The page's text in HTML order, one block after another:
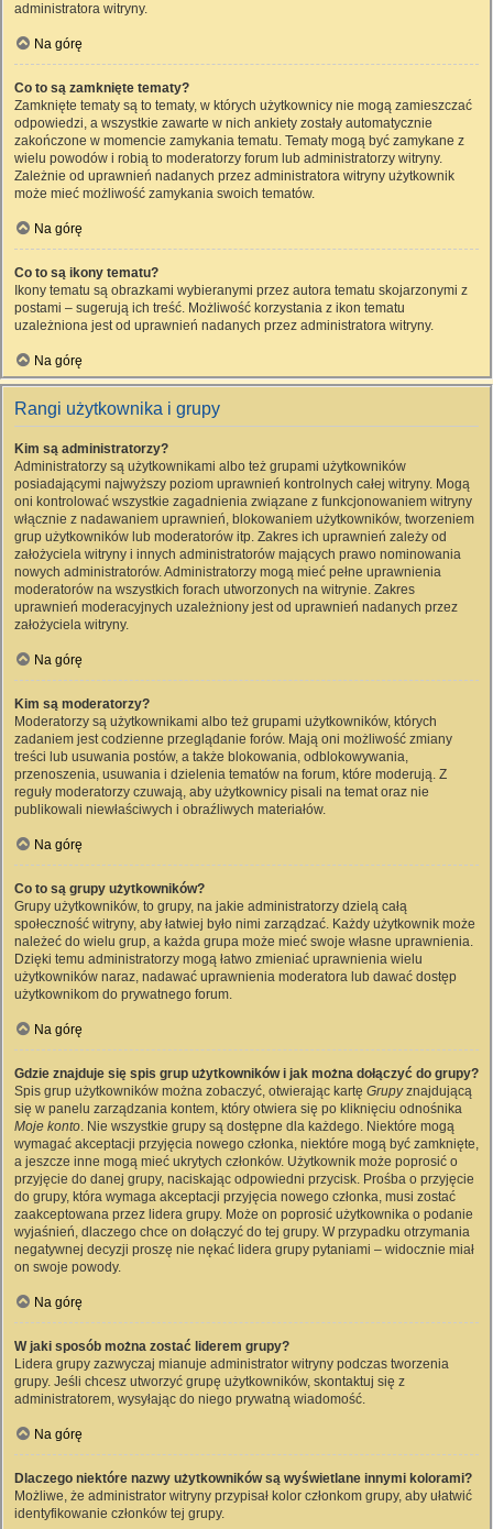
administratora witryny.
Na górę
Co to są zamknięte tematy?
Zamknięte tematy są to tematy, w których użytkownicy nie mogą zamieszczać
odpowiedzi, a wszystkie zawarte w nich ankiety zostały automatycznie
zakończone w momencie zamykania tematu. Tematy mogą być zamykane z
wielu powodów i robią to moderatorzy forum lub administratorzy witryny.
Zależnie od uprawnień nadanych przez administratora witryny użytkownik
może mieć możliwość zamykania swoich tematów.
Na górę
Co to są ikony tematu?
Ikony tematu są obrazkami wybieranymi przez autora tematu skojarzonymi z
postami – sugerują ich treść. Możliwość korzystania z ikon tematu
uzależniona jest od uprawnień nadanych przez administratora witryny.
Na górę
Rangi użytkownika i grupy
Kim są administratorzy?
Administratorzy są użytkownikami albo też grupami użytkowników
posiadającymi najwyższy poziom uprawnień kontrolnych całej witryny. Mogą
oni kontrolować wszystkie zagadnienia związane z funkcjonowaniem witryny
włącznie z nadawaniem uprawnień, blokowaniem użytkowników, tworzeniem
grup użytkowników lub moderatorów itp. Zakres ich uprawnień zależy od
założyciela witryny i innych administratorów mających prawo nominowania
nowych administratorów. Administratorzy mogą mieć pełne uprawnienia
moderatorów na wszystkich forach utworzonych na witrynie. Zakres
uprawnień moderacyjnych uzależniony jest od uprawnień nadanych przez
założyciela witryny.
Na górę
Kim są moderatorzy?
Moderatorzy są użytkownikami albo też grupami użytkowników, których
zadaniem jest codzienne przeglądanie forów. Mają oni możliwość zmiany
treści lub usuwania postów, a także blokowania, odblokowywania,
przenoszenia, usuwania i dzielenia tematów na forum, które moderują. Z
reguły moderatorzy czuwają, aby użytkownicy pisali na temat oraz nie
publikowali niewłaściwych i obraźliwych materiałów.
Na górę
Co to są grupy użytkowników?
Grupy użytkowników, to grupy, na jakie administratorzy dzielą całą
społeczność witryny, aby łatwiej było nimi zarządzać. Każdy użytkownik może
należeć do wielu grup, a każda grupa może mieć swoje własne uprawnienia.
Dzięki temu administratorzy mogą łatwo zmieniać uprawnienia wielu
użytkowników naraz, nadawać uprawnienia moderatora lub dawać dostęp
użytkownikom do prywatnego forum.
Na górę
Gdzie znajduje się spis grup użytkowników i jak można dołączyć do grupy?
Spis grup użytkowników można zobaczyć, otwierając kartę Grupyznajdującą
się w panelu zarządzania kontem, który otwiera się po kliknięciu odnośnika
Moje konto. Nie wszystkie grupy są dostępne dla każdego. Niektóre mogą
wymagać akceptacji przyjęcia nowego członka, niektóre mogą być zamknięte,
a jeszcze inne mogą mieć ukrytych członków. Użytkownik może poprosić o
przyjęcie do danej grupy, naciskając odpowiedni przycisk. Prośba o przyjęcie
do grupy, która wymaga akceptacji przyjęcia nowego członka, musi zostać
zaakceptowana przez lidera grupy. Może on poprosić użytkownika o podanie
wyjaśnień, dlaczego chce on dołączyć do tej grupy. W przypadku otrzymania
negatywnej decyzji proszę nie nękać lidera grupy pytaniami – widocznie miał
on swoje powody.
Na górę
W jaki sposób można zostać liderem grupy?
Lidera grupy zazwyczaj mianuje administrator witryny podczas tworzenia
grupy. Jeśli chcesz utworzyć grupę użytkowników, skontaktuj się z
administratorem, wysyłając do niego prywatną wiadomość.
Na górę
Dlaczego niektóre nazwy użytkowników są wyświetlane innymi kolorami?
Możliwe, że administrator witryny przypisał kolor członkom grupy, aby ułatwić
identyfikowanie członków tej grupy.